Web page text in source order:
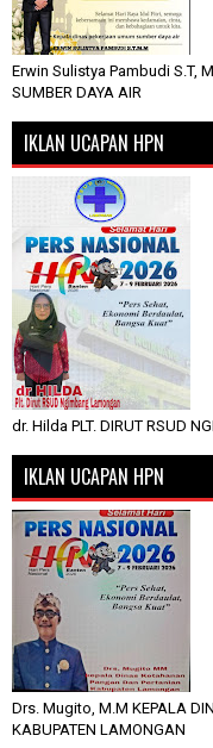
Erwin Sulistya Pambudi S.T,
SUMBER DAYA AIR
IKLAN UCAPAN HPN
dr. Hilda PLT. DIRUT RSUD
IKLAN UCAPAN HPN
Drs. Mugito, M.M KEPALA
KABUPATEN LAMONGAN